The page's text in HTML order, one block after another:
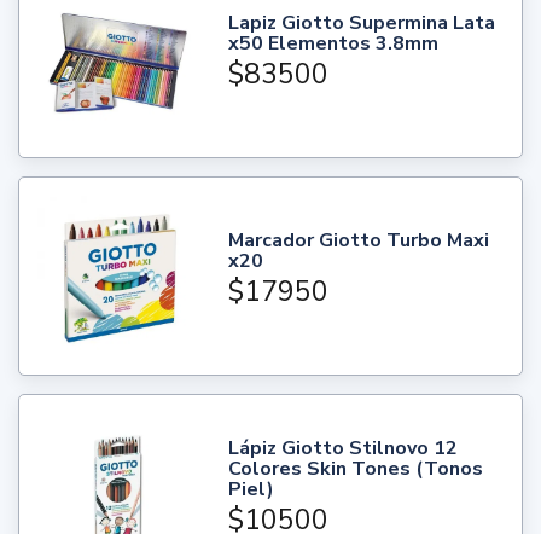
Lapiz Giotto Supermina Lata
x50 Elementos 3.8mm
$83500
Marcador Giotto Turbo Maxi
x20
$17950
Lápiz Giotto Stilnovo 12
Colores Skin Tones (Tonos
Piel)
$10500